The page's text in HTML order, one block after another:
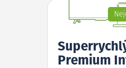
Premium